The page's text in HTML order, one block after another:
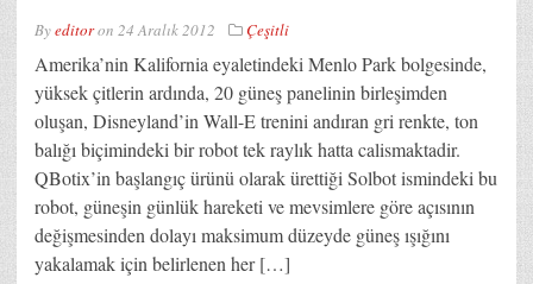
Byeditoron 24 Aralık 2012 Çeşitli
Amerika’nin Kalifornia eyaletindeki Menlo Park bolgesinde,
yüksek çitlerin ardında, 20 güneş panelinin birleşimden
oluşan, Disneyland’in Wall-E trenini andıran gri renkte, ton
balığı biçimindeki bir robot tek raylık hatta calismaktadir.
QBotix’in başlangıç ürünü olarak ürettiği Solbot ismindeki bu
robot, güneşin günlük hareketi ve mevsimlere göre açısının
değişmesinden dolayı maksimum düzeyde güneş ışığını
yakalamak için belirlenen her […]